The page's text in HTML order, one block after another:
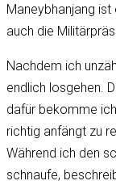
Maneybhanjang
auch die
Nachdem ich
endlich losgehen.
dafür bekomme
richtig anfängt zu
Während ich den
schnaufe,